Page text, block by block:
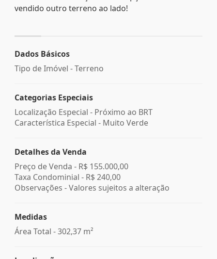
vendido outro terreno ao lado!
Dados Básicos
Tipo de Imóvel - Terreno
Categorias Especiais
Localização Especial - Próximo ao BRT
Característica Especial - Muito Verde
Detalhes da Venda
Preço de Venda - R$ 155.000,00
Taxa Condominial - R$ 240,00
Observações - Valores sujeitos a alteração
Medidas
Área Total - 302,37 m²